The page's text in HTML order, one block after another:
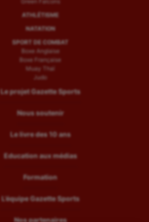
ATHLÉTISME
NATATION
SPORT DE COMBAT
Boxe Anglaise
Boxe Française
Muay Thaï
Judo
Le projet Gazette Sports
Nous soutenir
Le livre des 10 ans
Education aux médias
Formation
L’équipe Gazette Sports
Nos partenaires